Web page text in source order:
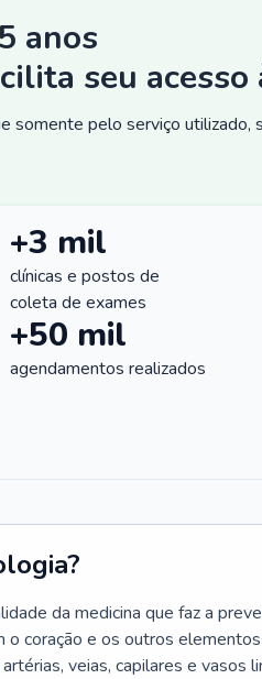
anos
seu acesso
somente pelo serviço utilizado,
+3 mil
clínicas e postos de
coleta de exames
+50 mil
agendamentos realizados
da medicina que faz a
o coração e os outros
veias, capilares e vasos